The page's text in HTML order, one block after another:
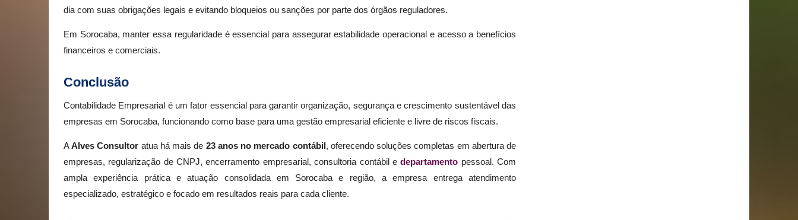
dia com suas obrigações legais e evitando bloqueios ou sanções por parte dos órgãos reguladores.
Em Sorocaba, manter essa regularidade é essencial para assegurar estabilidade operacional e acesso a benefícios
financeiros e comerciais.
Conclusão
Contabilidade Empresarial é um fator essencial para garantir organização, segurança e crescimento sustentável das
empresas em Sorocaba, funcionando como base para uma gestão empresarial eficiente e livre de riscos fiscais.
AAlves Consultor atua há mais de 23 anos no mercado contábil , oferecendo soluções completas em abertura de
empresas, regularização de CNPJ, encerramento empresarial, consultoria contábil edepartamento pessoal. Com
ampla experiência prática e atuação consolidada em Sorocaba e região, a empresa entrega atendimento
especializado, estratégico e focado em resultados reais para cada cliente.